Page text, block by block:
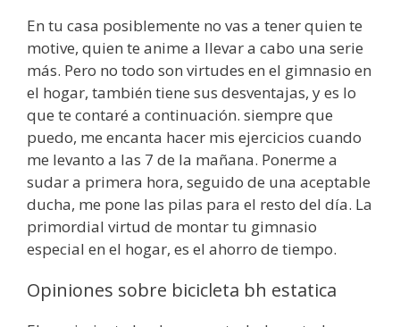
En tu casa posiblemente no vas a tener quien te
motive, quien te anime a llevar a cabo una serie
más. Pero no todo son virtudes en el gimnasio en
el hogar, también tiene sus desventajas, y es lo
que te contaré a continuación. siempre que
puedo, me encanta hacer mis ejercicios cuando
me levanto a las 7 de la mañana. Ponerme a
sudar a primera hora, seguido de una aceptable
ducha, me pone las pilas para el resto del día. ​La
primordial virtud de montar tu gimnasio
especial en el hogar, es el ahorro de tiempo.
Opiniones sobre bicicleta bh estatica